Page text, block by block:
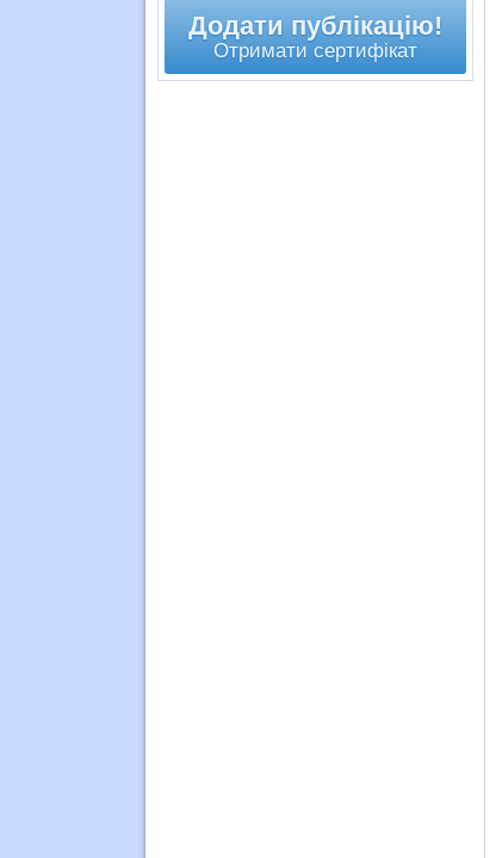
Додати публікацію!
Отримати сертифікат